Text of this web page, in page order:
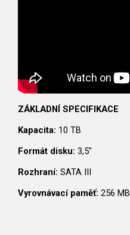
ZÁKLADNÍ SPECIFIKACE
Kapacita: 10 TB
Formát disku: 3,5"
Rozhraní: SATA III
Vyrovnávací paměť: 256 MB